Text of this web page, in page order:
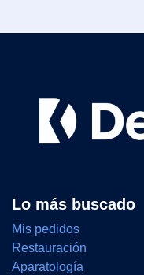
Lo más buscado
Mis pedidos
Restauración
Aparatología